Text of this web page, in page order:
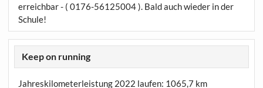
erreichbar - ( 0176-56125004 ). Bald auch wieder in der
Schule!
Keep on running
Jahreskilometerleistung 2022 laufen: 1065,7 km